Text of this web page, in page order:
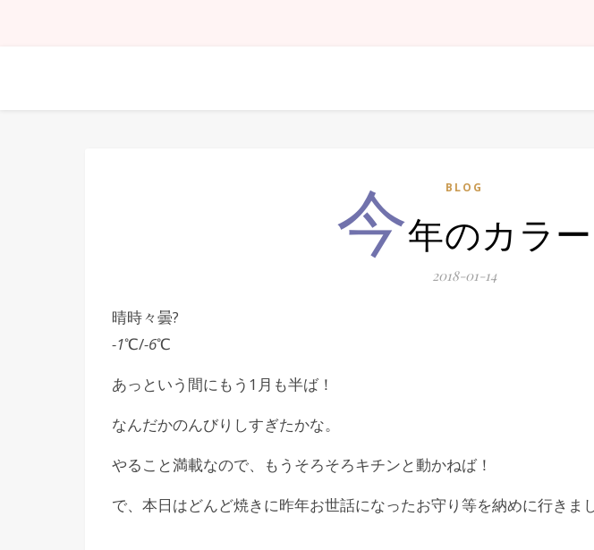
BLOG
今年のカラー
2018-01-14
晴時々曇?
-1℃/-6℃
あっという間にもう1月も半ば！
なんだかのんびりしすぎたかな。
やること満載なので、もうそろそろキチンと動かねば！
で、本日はどんど焼きに昨年お世話になったお守り等を納めに行きま